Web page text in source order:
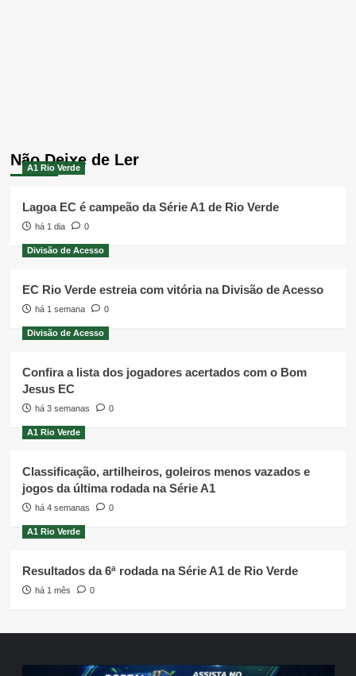
Não Deixe de Ler
A1 Rio Verde
Lagoa EC é campeão da Série A1 de Rio Verde
há 1 dia 0
Divisão de Acesso
EC Rio Verde estreia com vitória na Divisão de Acesso
há 1 semana 0
Divisão de Acesso
Confira a lista dos jogadores acertados com o Bom
Jesus EC
há 3 semanas 0
A1 Rio Verde
Classificação, artilheiros, goleiros menos vazados e
jogos da última rodada na Série A1
há 4 semanas 0
A1 Rio Verde
Resultados da 6ª rodada na Série A1 de Rio Verde
há 1 mês 0